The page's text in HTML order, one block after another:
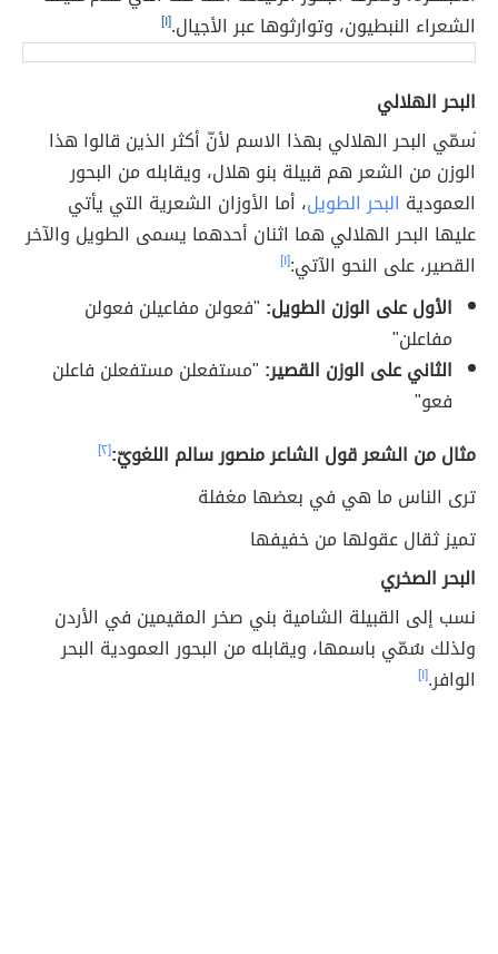
الشعراء النبطيون، وتوارثوها عبر الأجيال.[١]
البحر الهلالي
ُسمّي البحر الهلالي بهذا الاسم لأنّ أكثر الذين قالوا هذا
الوزن من الشعر هم قبيلة بنو هلال، ويقابله من البحور
العمودية البحر الطويل، أما الأوزان الشعرية التي يأتي
عليها البحر الهلالي هما اثنان أحدهما يسمى الطويل والآخر
القصير، على النحو الآتي:[١]
الأول على الوزن الطويل: "فعولن مفاعيلن فعولن
مفاعلن"
الثاني على الوزن القصير: "مستفعلن مستفعلن فاعلن
فعو"
مثال من الشعر قول الشاعر منصور سالم اللغويّ:[٢]
ترى الناس ما هي في بعضها مغفلة
تميز ثقال عقولها من خفيفها
البحر الصخري
نسب إلى القبيلة الشامية بني صخر المقيمين في الأردن
ولذلك سُمّي باسمها، ويقابله من البحور العمودية البحر
الوافر.[١]